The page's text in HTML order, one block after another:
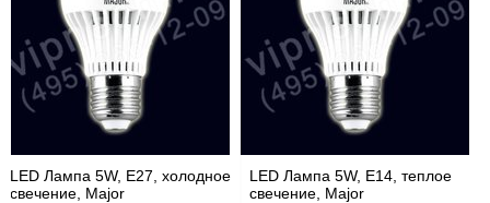
LED Лампа 5W, Е27, холодное
свечение, Major
LED Лампа 5W, Е14, теплое
свечение, Major